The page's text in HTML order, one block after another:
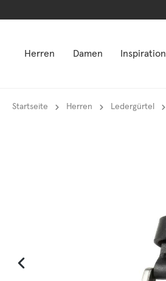
Herren Damen Inspiration
Startseite Herren Ledergürtel